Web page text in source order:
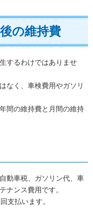
の維持費
するわけではありませ
なく、車検費用やガソリ
間の維持費と月間の維持
動車税、ガソリン代、車
ナンス費用です。
支払います。